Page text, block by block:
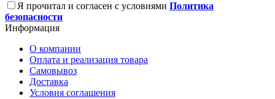
Я прочитал и согласен с условиями Политика
безопасности
Информация
О компании
Оплата и реализация товара
Самовывоз
Доставка
Условия соглашения